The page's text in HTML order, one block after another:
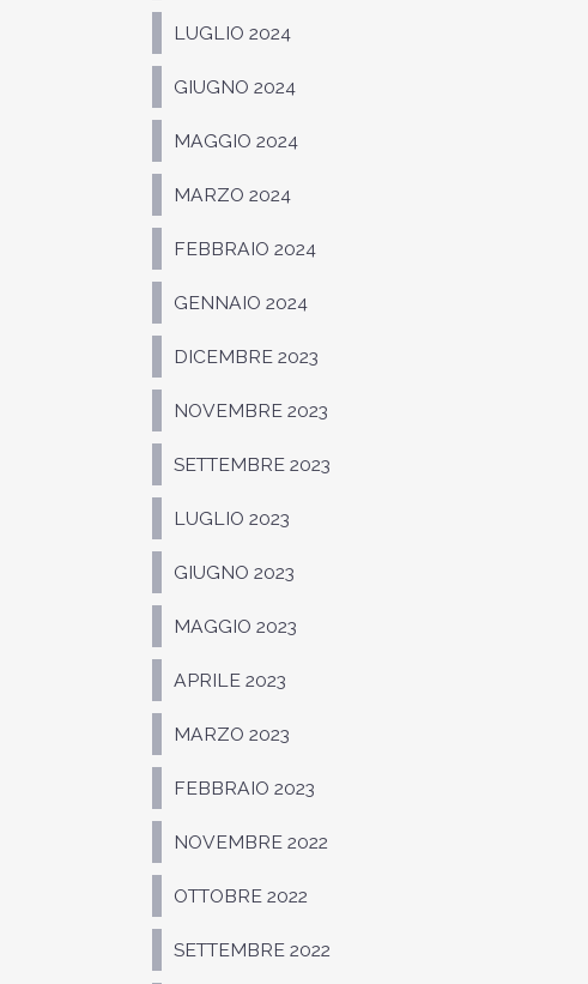
LUGLIO 2024
GIUGNO 2024
MAGGIO 2024
MARZO 2024
FEBBRAIO 2024
GENNAIO 2024
DICEMBRE 2023
NOVEMBRE 2023
SETTEMBRE 2023
LUGLIO 2023
GIUGNO 2023
MAGGIO 2023
APRILE 2023
MARZO 2023
FEBBRAIO 2023
NOVEMBRE 2022
OTTOBRE 2022
SETTEMBRE 2022